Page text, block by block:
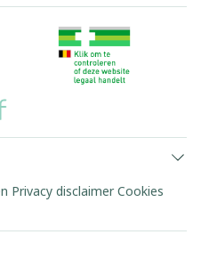
Privacy disclaimer Cookies